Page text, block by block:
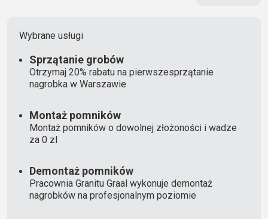
Wybrane usługi
Sprzątanie grobów
Otrzymaj 20% rabatu na pierwszesprzątanie
nagrobka w Warszawie
Montaż pomników
Montaż pomników o dowolnej złożoności i wadze
za 0 zl
Demontaż pomników
Pracownia Granitu Graal wykonuje demontaż
nagrobków na profesjonalnym poziomie